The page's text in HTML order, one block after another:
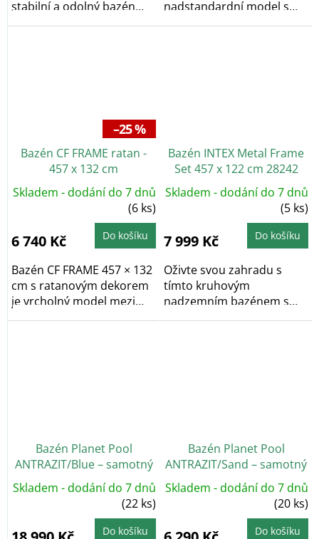
stabilní a odolný bazén
vhodný pro...
nadstandardní model s
výjimečnou...
–25 %
Bazén CF FRAME ratan -
457 x 132 cm
Skladem - dodání do 7 dnů
(6 ks)
6 740 Kč Do košíku
Bazén CF FRAME 457 × 132
cm s ratanovým dekorem
je vrcholný model mezi
rámovými...
Bazén INTEX Metal Frame
Set 457 x 122 cm 28242
Skladem - dodání do 7 dnů
(5 ks)
7 999 Kč Do košíku
Oživte svou zahradu s
tímto kruhovým
nadzemním bazénem s
konstrukcí o rozměrech
Bazén Planet Pool
ANTRAZIT/Blue – samotný
bazén 450 x 120 cm
Skladem - dodání do 7 dnů
(22 ks)
Do košíku
Bazén Planet Pool
ANTRAZIT/Sand – samotný
bazén 350 x 90 cm
Skladem - dodání do 7 dnů
(20 ks)
Do košíku